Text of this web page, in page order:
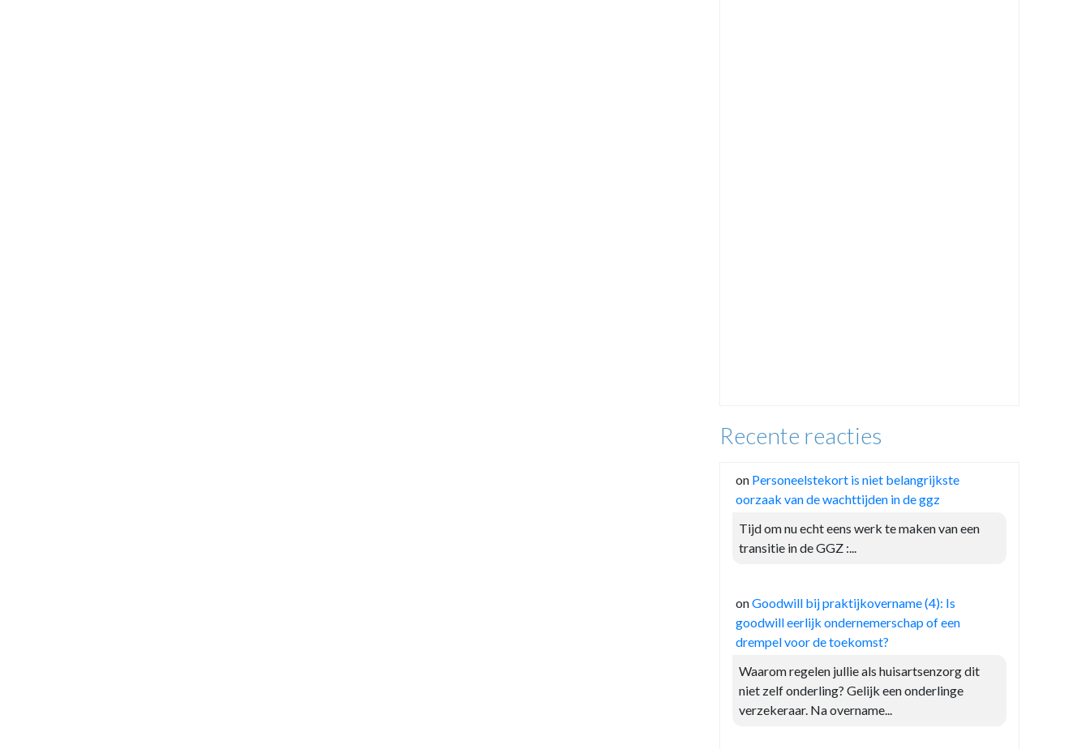
Recente reacties
on Personeelstekort is niet belangrijkste
oorzaak van de wachttijden in de ggz
Tijd om nu echt eens werk te maken van een
transitie in de GGZ :...
onGoodwill bij praktijkovername (4): Is
goodwill eerlijk ondernemerschap of een
drempel voor de toekomst?
Waarom regelen jullie als huisartsenzorg dit
niet zelf onderling? Gelijk een onderlinge
verzekeraar. Na overname...